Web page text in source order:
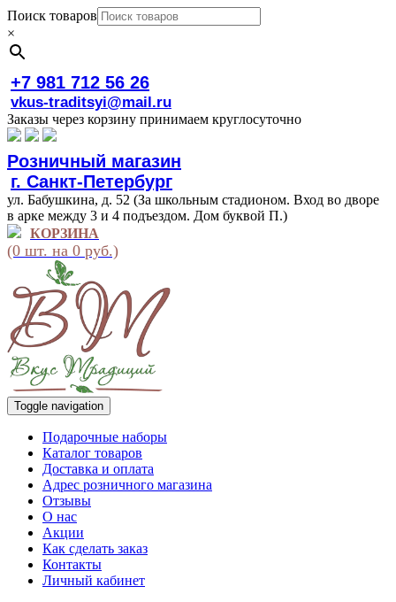
Поиск товаров
×
+7 981 712 56 26
vkus-traditsyi@mail.ru
Заказы через корзину принимаем круглосуточно
Розничный магазин
г. Санкт-Петербург
ул. Бабушкина, д. 52 (За школьным стадионом. Вход во дворе
в арке между 3 и 4 подъездом. Дом буквой П.)
КОРЗИНА
(0 шт. на 0 руб.)
Toggle navigation
Подарочные наборы
Каталог товаров
Доставка и оплата
Адрес розничного магазина
Отзывы
О нас
Акции
Как сделать заказ
Контакты
Личный кабинет